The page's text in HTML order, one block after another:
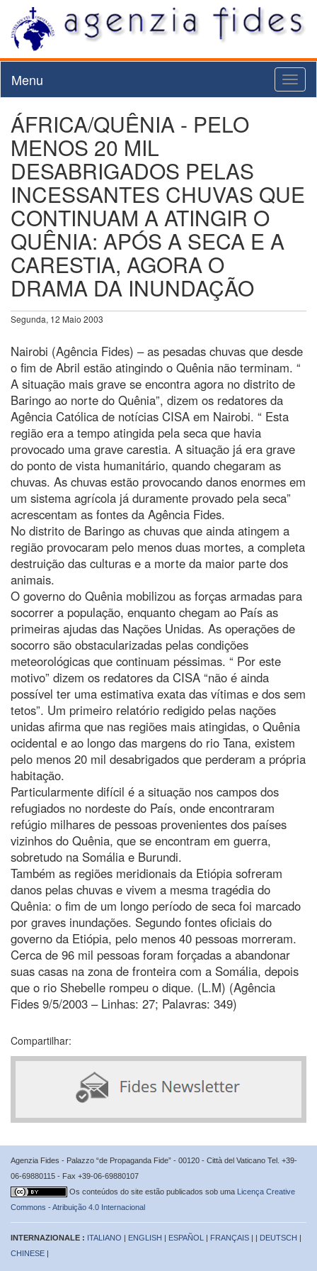
Menu
ÁFRICA/QUÊNIA - PELO
MENOS 20 MIL
DESABRIGADOS PELAS
INCESSANTES CHUVAS QUE
CONTINUAM A ATINGIR O
QUÊNIA: APÓS A SECA E A
CARESTIA, AGORA O
DRAMA DA INUNDAÇÃO
Segunda, 12 Maio 2003
Nairobi (Agência Fides) – as pesadas chuvas que desde
o fim de Abril estão atingindo o Quênia não terminam. “
A situação mais grave se encontra agora no distrito de
Baringo ao norte do Quênia”, dizem os redatores da
Agência Católica de notícias CISA em Nairobi. “ Esta
região era a tempo atingida pela seca que havia
provocado uma grave carestia. A situação já era grave
do ponto de vista humanitário, quando chegaram as
chuvas. As chuvas estão provocando danos enormes em
um sistema agrícola já duramente provado pela seca”
acrescentam as fontes da Agência Fides.
No distrito de Baringo as chuvas que ainda atingem a
região provocaram pelo menos duas mortes, a completa
destruição das culturas e a morte da maior parte dos
animais.
O governo do Quênia mobilizou as forças armadas para
socorrer a população, enquanto chegam ao País as
primeiras ajudas das Nações Unidas. As operações de
socorro são obstacularizadas pelas condições
meteorológicas que continuam péssimas. “ Por este
motivo” dizem os redatores da CISA “não é ainda
possível ter uma estimativa exata das vítimas e dos sem
tetos”. Um primeiro relatório redigido pelas nações
unidas afirma que nas regiões mais atingidas, o Quênia
ocidental e ao longo das margens do rio Tana, existem
pelo menos 20 mil desabrigados que perderam a própria
habitação.
Particularmente difícil é a situação nos campos dos
refugiados no nordeste do País, onde encontraram
refúgio milhares de pessoas provenientes dos países
vizinhos do Quênia, que se encontram em guerra,
sobretudo na Somália e Burundi.
Também as regiões meridionais da Etiópia sofreram
danos pelas chuvas e vivem a mesma tragédia do
Quênia: o fim de um longo período de seca foi marcado
por graves inundações. Segundo fontes oficiais do
governo da Etiópia, pelo menos 40 pessoas morreram.
Cerca de 96 mil pessoas foram forçadas a abandonar
suas casas na zona de fronteira com a Somália, depois
que o rio Shebelle rompeu o dique. (L.M) (Agência
Fides 9/5/2003 – Linhas: 27; Palavras: 349)
Compartilhar:
Agenzia Fides - Palazzo “de Propaganda Fide” - 00120 - Città del Vaticano Tel. +39-
06-69880115 - Fax +39-06-69880107
Os conteúdos do site estão publicados sob uma Licença Creative
Commons - Atribuição 4.0 Internacional
INTERNAZIONALE : ITALIANO | ENGLISH | ESPAÑOL | FRANÇAIS | | DEUTSCH |
CHINESE |